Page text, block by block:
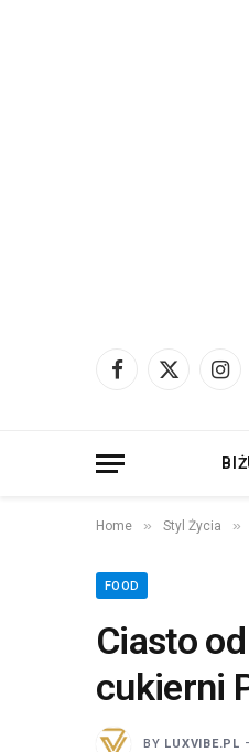
Facebook
X
Home » Styl Życia »
FOOD
Ciasto
cukierni
BY LUXVIBE.PL